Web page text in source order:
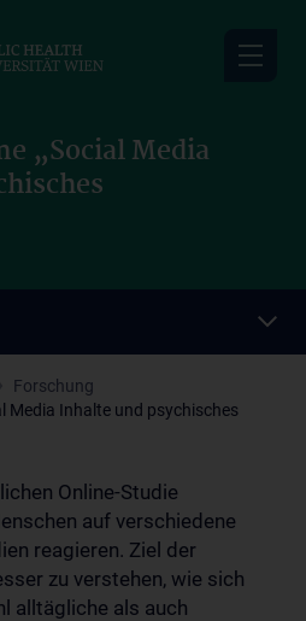
„Social Media
Forschung
Media Inhalte und psychisches
Online-Studie
auf verschiedene
reagieren. Ziel der
zu verstehen, wie sich
alltägliche als auch